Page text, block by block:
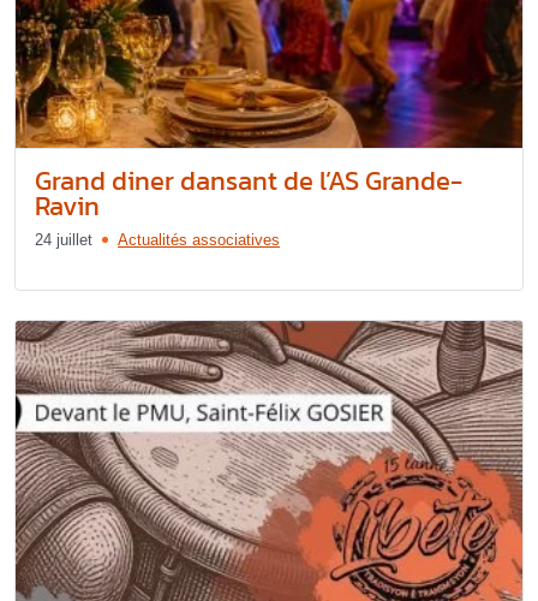
Grand diner dansant de l’AS Grande-
Ravin
24 juillet Actualités associatives